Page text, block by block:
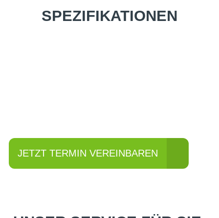
SPEZIFIKATIONEN
JETZT TERMIN VEREINBAREN